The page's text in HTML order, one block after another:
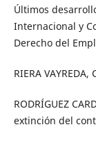
Últimos
Internacional y
Derecho del
RIERA
RODRÍGUEZ
extinción del